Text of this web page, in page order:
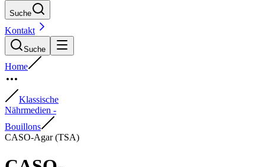
Suche
Kontakt
Suche
Home
Klassische
Nährmedien -
Bouillons
CASO-Agar (TSA)